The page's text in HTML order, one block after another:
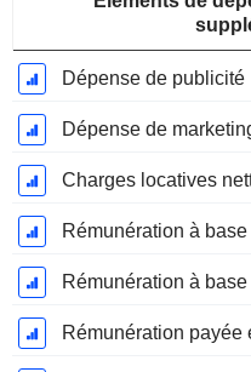
Dépense de publicité
Dépense de
Charges locatives
Rémunération à
Rémunération payée